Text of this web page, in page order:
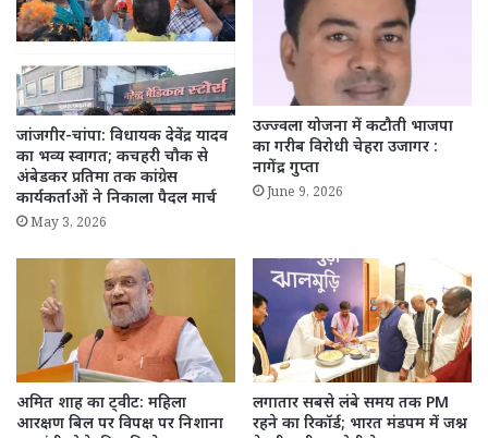
जांजगीर-चांपा: विधायक देवेंद्र यादव
का भव्य स्वागत; कचहरी चौक से
अंबेडकर प्रतिमा तक कांग्रेस
कार्यकर्ताओं ने निकाला पैदल मार्च
May 3, 2026
उज्ज्वला योजना में कटौती भाजपा
का गरीब विरोधी चेहरा उजागर :
नागेंद्र गुप्ता
June 9, 2026
अमित शाह का ट्वीट: महिला
आरक्षण बिल पर विपक्ष पर निशाना
लगातार सबसे लंबे समय तक PM
रहने का रिकॉर्ड; भारत मंडपम में जश्न